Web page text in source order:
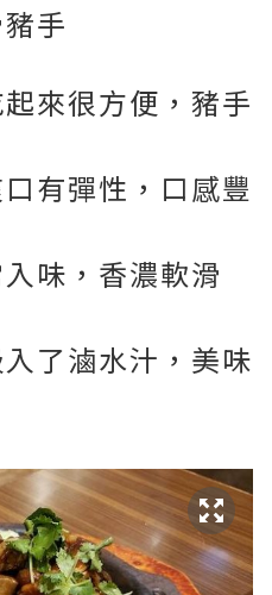
手
來很方便，豬手
有彈性，口感豐
味，香濃軟滑
了滷水汁，美味